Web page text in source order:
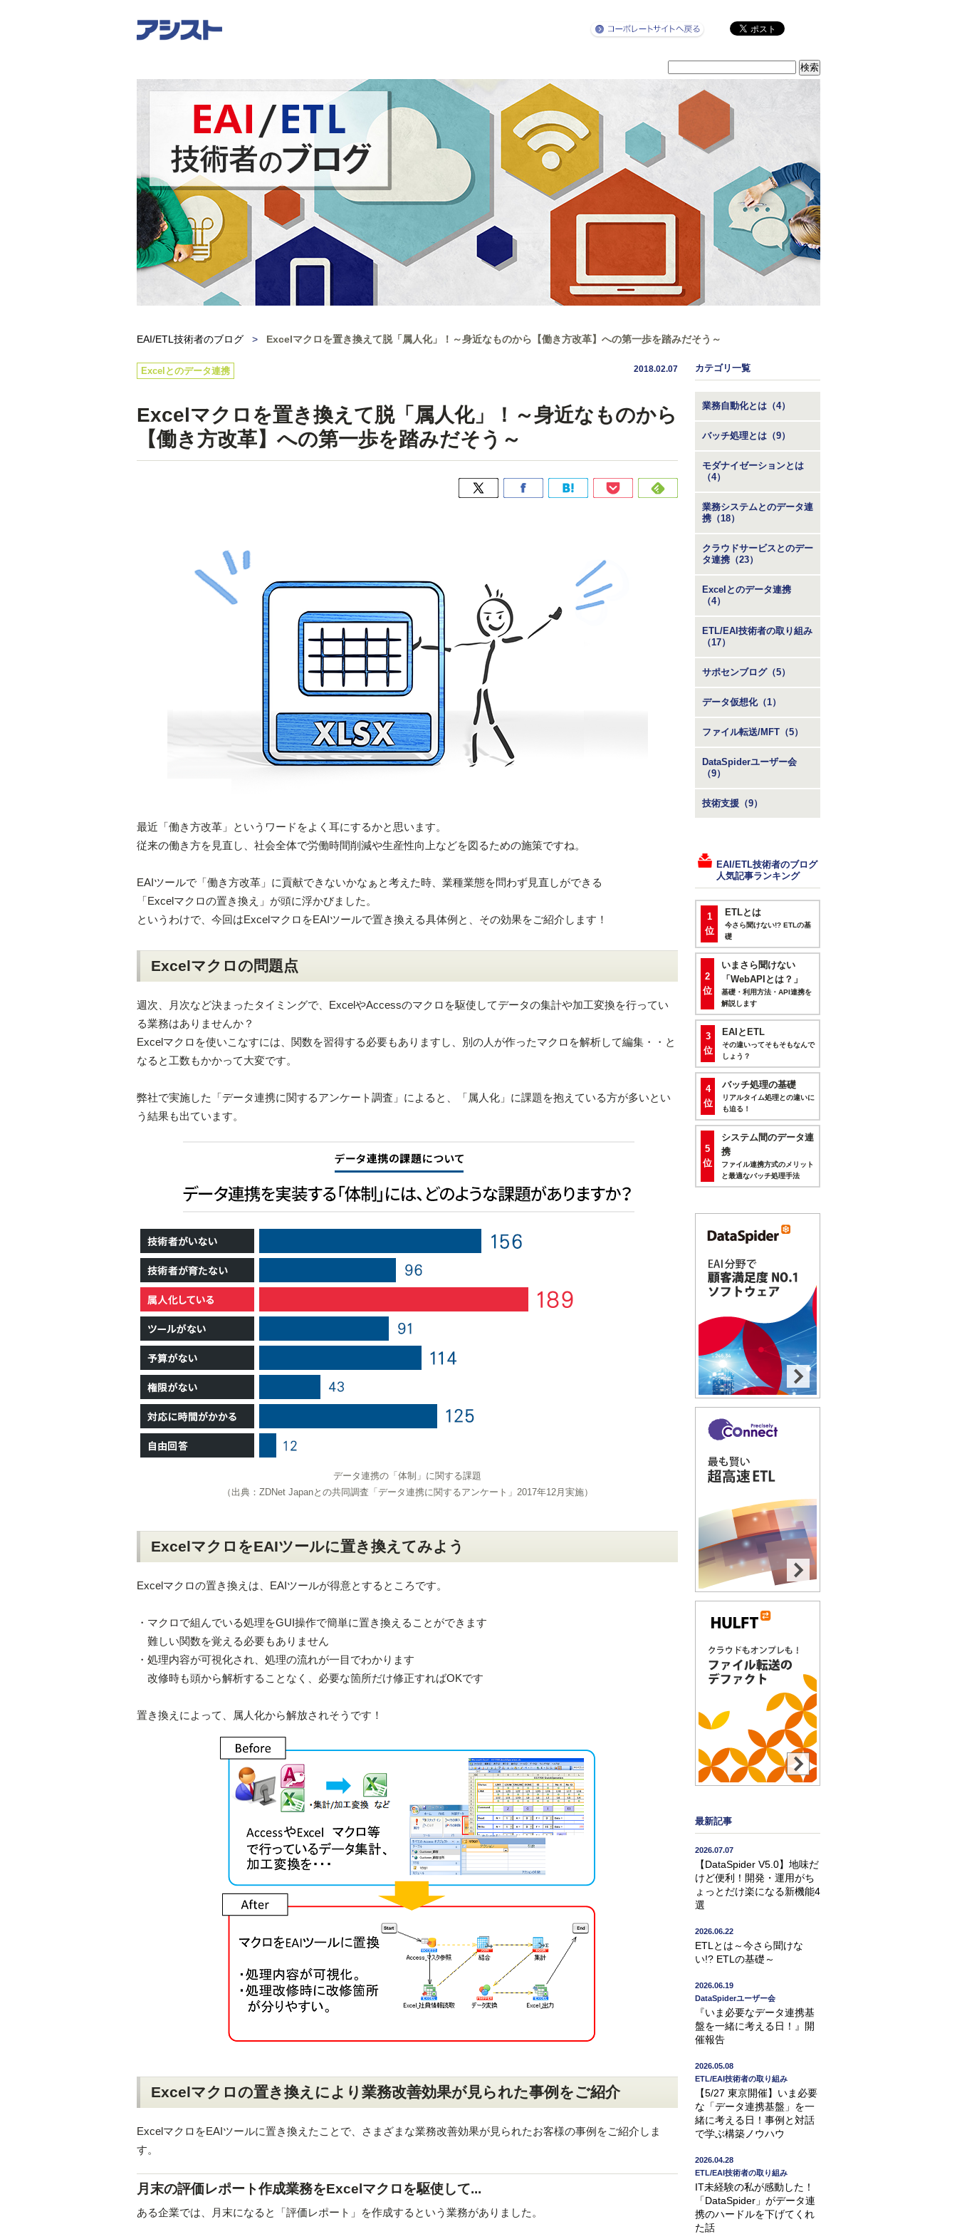
EAI/ETL技術者のブログ > Excelマクロを置き換えて脱「属人化」！～身近なものから【働き方改革】への第一歩を踏みだそう～
Excelとのデータ連携 2018.02.07
Excelマクロを置き換えて脱「属人化」！～身近なものから
【働き方改革】への第一歩を踏みだそう～
最近「働き方改革」というワードをよく耳にするかと思います。
従来の働き方を見直し、社会全体で労働時間削減や生産性向上などを図るための施策ですね。
EAIツールで「働き方改革」に貢献できないかなぁと考えた時、業種業態を問わず見直しができる
「Excelマクロの置き換え」が頭に浮かびました。
というわけで、今回はExcelマクロをEAIツールで置き換える具体例と、その効果をご紹介します！
Excelマクロの問題点
週次、月次など決まったタイミングで、ExcelやAccessのマクロを駆使してデータの集計や加工変換を行ってい
る業務はありませんか？
Excelマクロを使いこなすには、関数を習得する必要もありますし、別の人が作ったマクロを解析して編集・・と
なると工数もかかって大変です。
弊社で実施した「データ連携に関するアンケート調査」によると、「属人化」に課題を抱えている方が多いとい
う結果も出ています。
データ連携の「体制」に関する課題
（出典：ZDNet Japanとの共同調査「データ連携に関するアンケート」2017年12月実施）
ExcelマクロをEAIツールに置き換えてみよう
Excelマクロの置き換えは、EAIツールが得意とするところです。
・マクロで組んでいる処理をGUI操作で簡単に置き換えることができます
難しい関数を覚える必要もありません
・処理内容が可視化され、処理の流れが一目でわかります
改修時も頭から解析することなく、必要な箇所だけ修正すればOKです
置き換えによって、属人化から解放されそうです！
Excelマクロの置き換えにより業務改善効果が見られた事例をご紹介
ExcelマクロをEAIツールに置き換えたことで、さまざまな業務改善効果が見られたお客様の事例をご紹介しま
す。
月末の評価レポート作成業務をExcelマクロを駆使して...
ある企業では、月末になると「評価レポート」を作成するという業務がありました。
カテゴリ一覧
業務自動化とは（4）
バッチ処理とは（9）
モダナイゼーションとは
（4）
業務システムとのデータ連
携（18）
クラウドサービスとのデー
タ連携（23）
Excelとのデータ連携
（4）
ETL/EAI技術者の取り組み
（17）
サポセンブログ（5）
データ仮想化（1）
ファイル転送/MFT（5）
DataSpiderユーザー会
（9）
技術支援（9）
EAI/ETL技術者のブログ
人気記事ランキング
1
位
ETLとは
今さら聞けない!? ETLの基
礎
2
位
いまさら聞けない
「WebAPIとは？」
基礎・利用方法・API連携を
解説します
3
位
EAIとETL
その違いってそもそもなんで
しょう？
4
位
バッチ処理の基礎
リアルタイム処理との違いに
も迫る！
5
位
システム間のデータ連
携
ファイル連携方式のメリット
と最適なバッチ処理手法
最新記事
2026.07.07
【DataSpider V5.0】地味だ
けど便利！開発・運用がち
ょっとだけ楽になる新機能4
選
2026.06.22
ETLとは～今さら聞けな
い!? ETLの基礎～
2026.06.19
DataSpiderユーザー会
『いま必要なデータ連携基
盤を一緒に考える日！』開
催報告
2026.05.08
ETL/EAI技術者の取り組み
【5/27 東京開催】いま必要
な「データ連携基盤」を一
緒に考える日！事例と対話
で学ぶ構築ノウハウ
2026.04.28
ETL/EAI技術者の取り組み
IT未経験の私が感動した！
「DataSpider」がデータ連
携のハードルを下げてくれ
た話